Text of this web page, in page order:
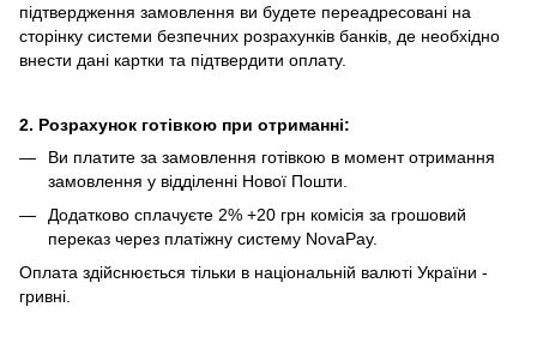
підтвердження замовлення ви будете переадресовані на
сторінку системи безпечних розрахунків банків, де необхідно
внести дані картки та підтвердити оплату.
2. Розрахунок готівкою при отриманні:
Ви платите за замовлення готівкою в момент отримання
замовлення у відділенні Нової Пошти.
Додатково сплачуєте 2% +20 грн комісія за грошовий
переказ через платіжну систему NovaPay.
Оплата здійснюється тільки в національній валюті України -
гривні.